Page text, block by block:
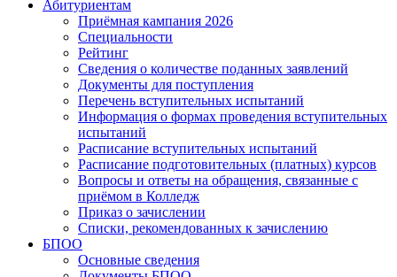
Абитуриентам
Приёмная кампания 2026
Специальности
Рейтинг
Сведения о количестве поданных заявлений
Документы для поступления
Перечень вступительных испытаний
Информация о формах проведения вступительных
испытаний
Расписание вступительных испытаний
Расписание подготовительных (платных) курсов
Вопросы и ответы на обращения, связанные с
приёмом в Колледж
Приказ о зачислении
Списки, рекомендованных к зачислению
БПОО
Основные сведения